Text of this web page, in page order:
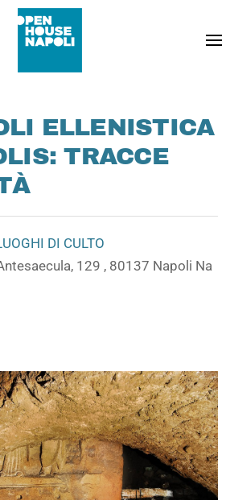
ELLENISTICA
TRACCE
DI CULTO
129 , 80137 Napoli Na